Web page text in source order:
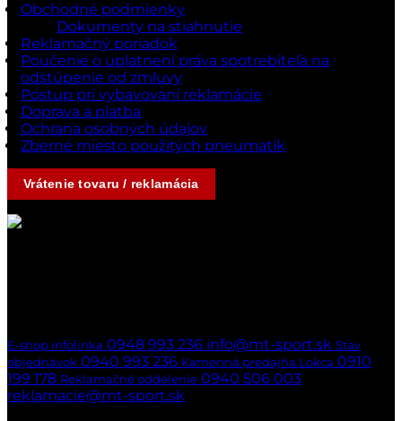
Obchodné podmienky
Dokumenty na stiahnutie
Reklamačný poriadok
Poučenie o uplatnení práva spotrebiteľa na
odstúpenie od zmluvy
Postup pri vybavovaní reklamácie
Doprava a platba
Ochrana osobných údajov
Zberné miesto použitých pneumatík
Vrátenie tovaru / reklamácia
E-shop infolinka 0948 993 236 info@mt-sport.sk Stav
objednávok 0940 993 236 Kamenná predajňa Lokca 0910
199 178 Reklamačné oddelenie 0940 506 003
reklamacie@mt-sport.sk